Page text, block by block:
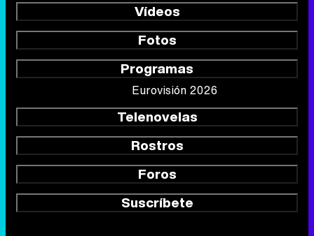
Vídeos
Fotos
Programas
Eurovisión 2026
Telenovelas
Rostros
Foros
Suscríbete